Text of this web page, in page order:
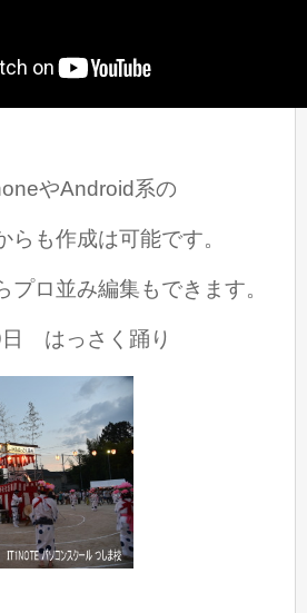
やAndroid系の
らも作成は可能です。
プロ並み編集もできます。
はっさく踊り